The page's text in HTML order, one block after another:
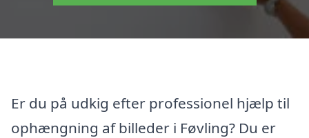
Er du på udkig efter professionel hjælp til
ophængning af billeder i Føvling? Du er